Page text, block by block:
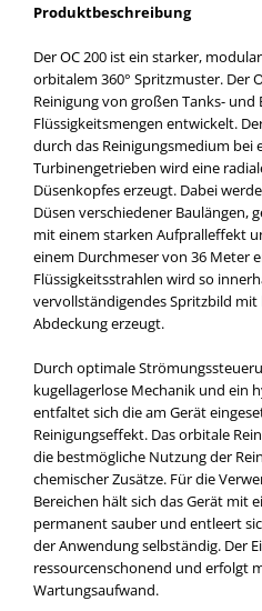
Produktbeschreibung
Der OC 200 ist ein starker,
orbitalem 360° Spritzmuster. Der
Reinigung von großen Tanks-
Flüssigkeitsmengen entwickelt.
durch das Reinigungsmedium bei
Turbinengetrieben wird eine
Düsenkopfes erzeugt. Dabei
Düsen verschiedener Baulängen,
mit einem starken Aufpralleffekt
einem Durchmeser von 36 Meter
Flüssigkeitsstrahlen wird so
vervollständigendes Spritzbild
Abdeckung erzeugt.
Durch optimale
kugellagerlose Mechanik und ein
entfaltet sich die am Gerät
Reinigungseffekt. Das orbitale
die bestmögliche Nutzung der
chemischer Zusätze. Für die
Bereichen hält sich das Gerät mit
permanent sauber und entleert
der Anwendung selbständig. Der
ressourcenschonend und erfolgt
Wartungsaufwand.